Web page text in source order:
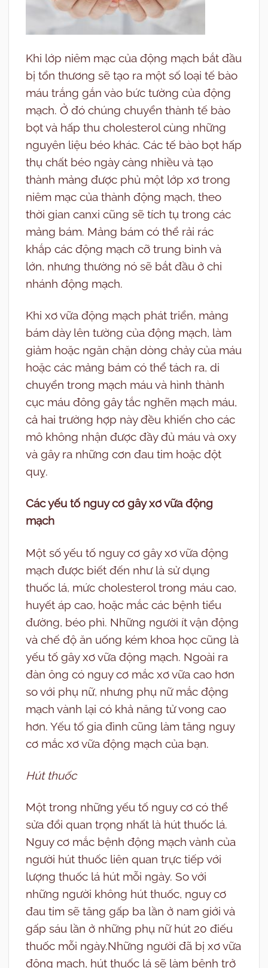
Khi lớp niêm mạc của động mạch bắt đầu
bị tổn thương sẽ tạo ra một số loại tế bào
máu trắng gắn vào bức tường của động
mạch. Ở đó chúng chuyển thành tế bào
bọt và hấp thu cholesterol cùng những
nguyên liệu béo khác. Các tế bào bọt hấp
thụ chất béo ngày càng nhiều và tạo
thành mảng được phủ một lớp xơ trong
niêm mạc của thành động mạch, theo
thời gian canxi cũng sẽ tích tụ trong các
mảng bám. Mảng bám có thể rải rác
khắp các động mạch cỡ trung bình và
lớn, nhưng thường nó sẽ bắt đầu ở chi
nhánh động mạch.
Khi xơ vữa động mạch phát triển, mảng
bám dày lên tường của động mạch, làm
giảm hoặc ngăn chặn dòng chảy của máu
hoặc các mảng bám có thể tách ra, di
chuyển trong mạch máu và hình thành
cục máu đông gây tắc nghẽn mạch máu,
cả hai trường hợp này đều khiến cho các
mô không nhận được đầy đủ máu và oxy
và gây ra những cơn đau tim hoặc đột
quỵ.
Các yếu tố nguy cơ gây xơ vữa động
mạch
Một số yếu tố nguy cơ gây xơ vữa động
mạch được biết đến như là sử dụng
thuốc lá, mức cholesterol trong máu cao,
huyết áp cao, hoặc mắc các bệnh tiểu
đường, béo phì. Những người ít vận động
và chế độ ăn uống kém khoa học cũng là
yếu tố gây xơ vữa động mạch. Ngoài ra
đàn ông có nguy cơ mắc xơ vữa cao hơn
so với phụ nữ, nhưng phụ nữ mắc động
mạch vành lại có khả năng tử vong cao
hơn. Yếu tố gia đình cũng làm tăng nguy
cơ mắc xơ vữa động mạch của bạn.
Hút thuốc
Một trong những yếu tố nguy cơ có thể
sửa đổi quan trọng nhất là hút thuốc lá.
Nguy cơ mắc bệnh động mạch vành của
người hút thuốc liên quan trực tiếp với
lượng thuốc lá hút mỗi ngày. So với
những người không hút thuốc, nguy cơ
đau tim sẽ tăng gấp ba lần ở nam giới và
gấp sáu lần ở những phụ nữ hút 20 điếu
thuốc mỗi ngày.Những người đã bị xơ vữa
động mạch, hút thuốc lá sẽ làm bệnh trở